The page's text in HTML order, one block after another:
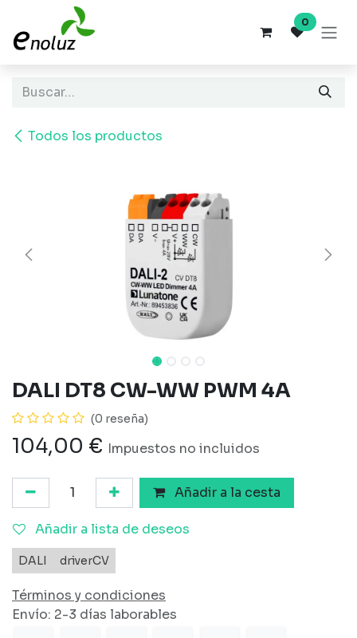
Ir al contenido
0
Todos los productos
DALI DT8 CW-WW PWM 4A
(0 reseña)
104,00 € Impuestos no incluidos
Añadir a la cesta
Añadir a lista de deseos
DALI driverCV
Términos y condiciones
Envío: 2-3 días laborables